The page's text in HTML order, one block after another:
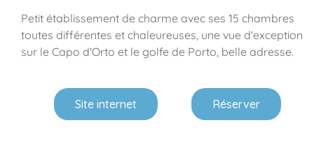
Petit établissement de charme avec ses 15 chambres
toutes différentes et chaleureuses, une vue d'exception
sur le Capo d'Orto et le golfe de Porto, belle adresse.
Site internet Réserver